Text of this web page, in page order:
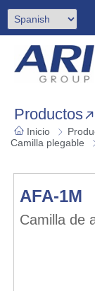
Productos
Inicio
Camilla plegable
AFA-1M
Camilla de